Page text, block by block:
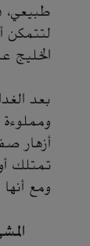
طبيعي،
لتتمكن
الخليج
بعد
أزهار
تمتلك
ومع